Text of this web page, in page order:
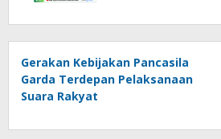
Gerakan Kebijakan Pancasila
Garda Terdepan Pelaksanaan
Suara Rakyat